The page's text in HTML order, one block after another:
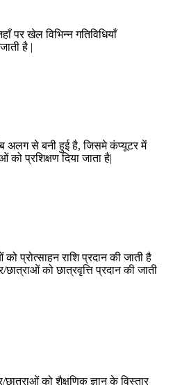
पर खेल विभिन्न गतिविधियाँ
है |
अलग से बनी हुई है, जिसमे कंप्यूटर में
को प्रशिक्षण दिया जाता है|
को प्रोत्साहन राशि प्रदान की जाती है
को छात्रवृत्ति प्रदान की जाती
को शैक्षणिक ज्ञान के विस्तार